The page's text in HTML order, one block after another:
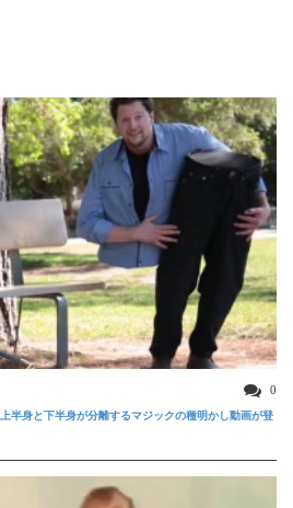
0
半身と下半身が分離するマジックの種明かし動画が登